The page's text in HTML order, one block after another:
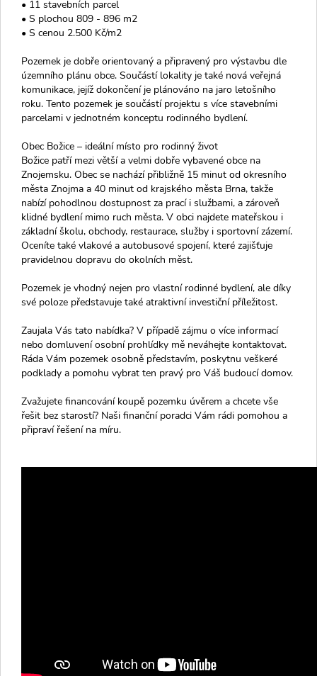
• 11 stavebních parcel
• S plochou 809 - 896 m2
• S cenou 2.500 Kč/m2
Pozemek je dobře orientovaný a připravený pro výstavbu dle
územního plánu obce. Součástí lokality je také nová veřejná
komunikace, jejíž dokončení je plánováno na jaro letošního
roku. Tento pozemek je součástí projektu s více stavebními
parcelami v jednotném konceptu rodinného bydlení.
Obec Božice – ideální místo pro rodinný život
Božice patří mezi větší a velmi dobře vybavené obce na
Znojemsku. Obec se nachází přibližně 15 minut od okresního
města Znojma a 40 minut od krajského města Brna, takže
nabízí pohodlnou dostupnost za prací i službami, a zároveň
klidné bydlení mimo ruch města. V obci najdete mateřskou i
základní školu, obchody, restaurace, služby i sportovní zázemí.
Oceníte také vlakové a autobusové spojení, které zajišťuje
pravidelnou dopravu do okolních měst.
Pozemek je vhodný nejen pro vlastní rodinné bydlení, ale díky
své poloze představuje také atraktivní investiční příležitost.
Zaujala Vás tato nabídka? V případě zájmu o více informací
nebo domluvení osobní prohlídky mě neváhejte kontaktovat.
Ráda Vám pozemek osobně představím, poskytnu veškeré
podklady a pomohu vybrat ten pravý pro Váš budoucí domov.
Zvažujete financování koupě pozemku úvěrem a chcete vše
řešit bez starostí? Naši finanční poradci Vám rádi pomohou a
připraví řešení na míru.